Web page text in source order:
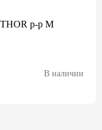
р-р M
В наличии